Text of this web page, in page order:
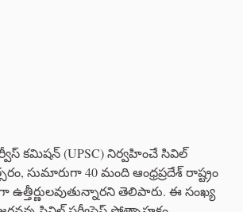
కమిషన్ (UPSC) నిర్వహించే సివిల్
సుమారుగా 40 మంది ఆంధ్రప్రదేశ్ రాష్ట్రం
తెలిపారు. ఈ సంఖ్య